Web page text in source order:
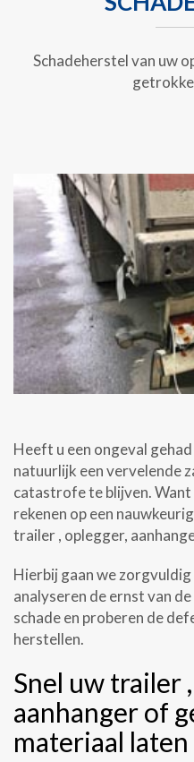
Schadeherstel van uw
Heeft u een ongeval
natuurlijk een vervelende
catastrofe te blijven. Want
rekenen op een
trailer , oplegger,
Hierbij gaan we
analyseren de ernst van de
schade en proberen de
herstellen.
Snel uw trailer
aanhanger of
materiaal